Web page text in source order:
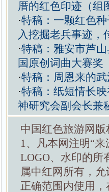
厝的红色印迹（组
·特稿：一颗红色
入挖掘老兵事迹，
·特稿：雅安市芦
国原创词曲大赛奖
·特稿：周恩来的
·特稿：纸短情长
神研究会副会长兼
中国红色旅游网版
1、凡本网注明“
LOGO、水印的所
属中红网所有，
正确范围内使用